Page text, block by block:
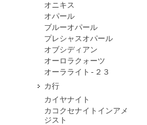
オニキス
オパール
ブルーオパール
プレシャスオパール
オブシディアン
オーロラクォーツ
オーラライト-２３
カ行
カイヤナイト
カコクセナイトインアメ
ジスト